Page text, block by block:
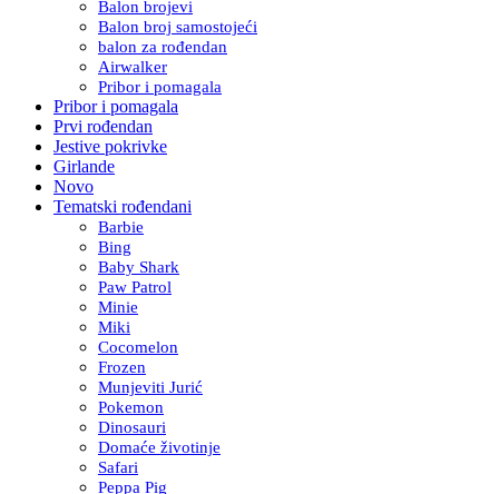
Balon brojevi
Balon broj samostojeći
balon za rođendan
Airwalker
Pribor i pomagala
Pribor i pomagala
Prvi rođendan
Jestive pokrivke
Girlande
Novo
Tematski rođendani
Barbie
Bing
Baby Shark
Paw Patrol
Minie
Miki
Cocomelon
Frozen
Munjeviti Jurić
Pokemon
Dinosauri
Domaće životinje
Safari
Peppa Pig